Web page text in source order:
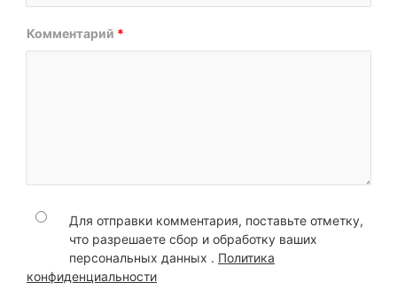
Комментарий *
Для отправки комментария, поставьте отметку,
что разрешаете сбор и обработку ваших
персональных данных . Политика
конфиденциальности